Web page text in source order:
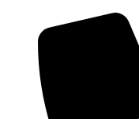
содержимому